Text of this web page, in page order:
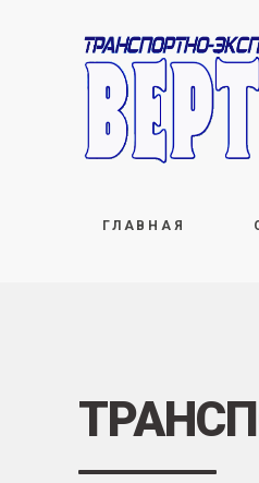
ГЛАВНАЯ